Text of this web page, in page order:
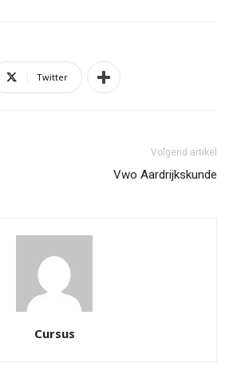
Twitter
Volgend artikel
Vwo Aardrijkskunde
Cursus